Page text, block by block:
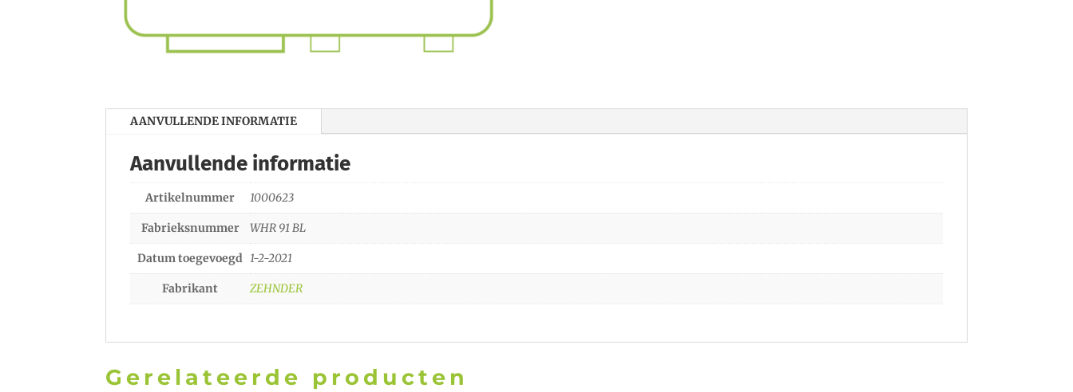
AANVULLENDE INFORMATIE
Aanvullende informatie
Artikelnummer 1000623
Fabrieksnummer WHR 91 BL
Datum toegevoegd 1-2-2021
Fabrikant ZEHNDER
Gerelateerde producten